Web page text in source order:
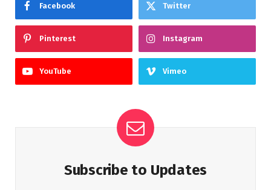
Facebook Twitter
Pinterest Instagram
YouTube Vimeo
Subscribe to Updates